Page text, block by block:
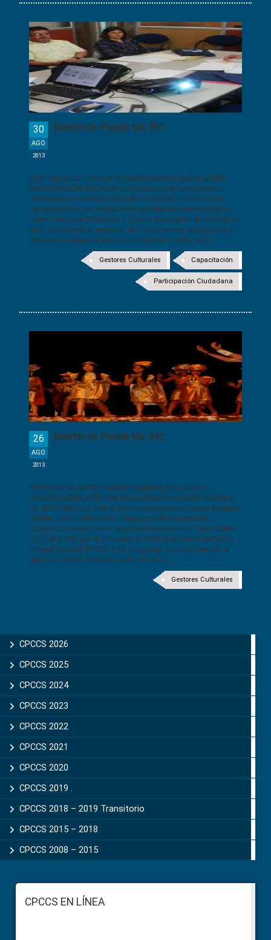
Boletín de Prensa No. 951
30
AGO
2013
GESTORES CULTURALES RECIBEN CAPACITACIÓN SOBRE
PARTICIPACIÓN CIUDADANA El Consejo de Participación
Ciudadana y Control Social (CPCCS) inició el proceso de
capacitación a los ciudadanos que fueron seleccionados
como Gestores Culturales y que se encargarán de incentivar
en la ciudadanía el ejercicio de los derechos ciudadanos y
rescatar la memoria histórica mediante el arte y la [...]
Capacitación
Gestores Culturales
Participación Ciudadana
Boletín de Prensa No. 942
26
AGO
2013
PROPUESTAS ARTISTICAS DE ESMERALDAS, AZUAY Y
ZAMORA CHINCHIPE SON SELECCIONADAS COMO MODELO
DE GESTORES CULTURALES Los ciudadanos Joxser Mideros
Solarte, Juan Carlos Viteri Delgado y William Andrés
Cárdenas Toledo fueron seleccionados como “GESTORES
CULTURALES” por el Consejo de Participación Ciudadana y
Control Social (CPCCS). Este programa busca incentivar el
ejercicio de los derechos relativos a [...]
Gestores Culturales
CPCCS 2026
CPCCS 2025
CPCCS 2024
CPCCS 2023
CPCCS 2022
CPCCS 2021
CPCCS 2020
CPCCS 2019 .
CPCCS 2018 – 2019 Transitorio
CPCCS 2015 – 2018
CPCCS 2008 – 2015
FooterCPCCS EN LÍNEA